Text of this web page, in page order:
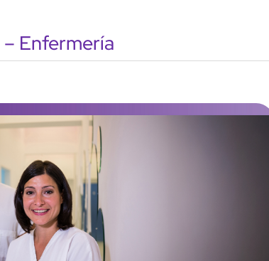
Enfermería